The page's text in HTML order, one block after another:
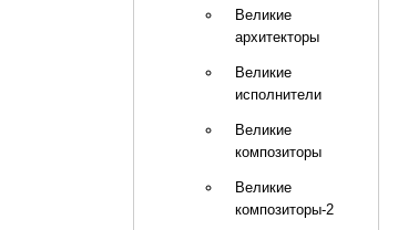
Великие
архитекторы
Великие
исполнители
Великие
композиторы
Великие
композиторы-2